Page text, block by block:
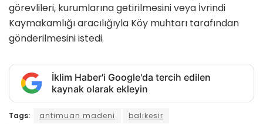
görevlileri, kurumlarına getirilmesini veya İvrindi
Kaymakamlığı aracılığıyla Köy muhtarı tarafından
gönderilmesini istedi.
İklim Haber'i Google'da tercih edilen
kaynak olarak ekleyin
Tags: antimuan madeni
balıkesir